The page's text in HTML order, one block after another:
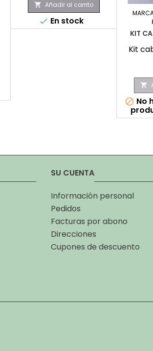
 Añadir al carrito
 En stock
KIT
Kit

 No
SU CUENTA
Información personal
Pedidos
Facturas por abono
Direcciones
Cupones de descuento